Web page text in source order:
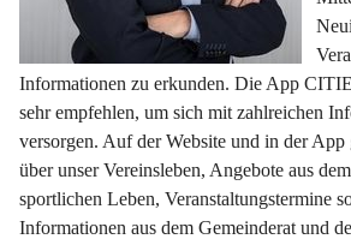
Informationen zu erkunden. Die App
sehr empfehlen, um sich mit zahlreichen
versorgen. Auf der Website und in der App
über unser Vereinsleben, Angebote aus
sportlichen Leben, Veranstaltungstermine
Informationen aus dem Gemeinderat und